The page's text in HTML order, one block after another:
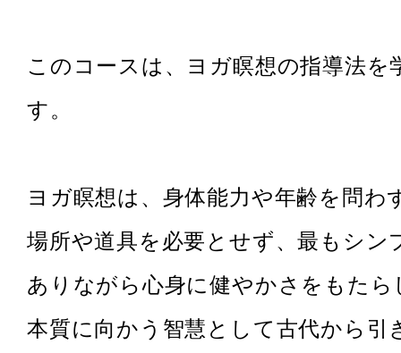
このコースは、ヨガ瞑想の指導法を
す。
ヨガ瞑想は、身体能力や年齢を問わ
場所や道具を必要とせず、最もシン
ありながら心身に健やかさをもたら
本質に向かう智慧として古代から引